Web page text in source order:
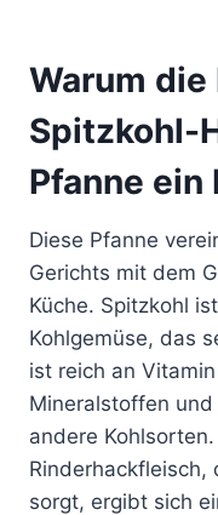
Warum
Spitzkohl-
Pfanne
Diese Pfanne
Gerichts mit dem
Küche. Spitzkohl
Kohlgemüse, das
ist reich an
Mineralstoffen
andere
Rinderhackfleisch,
sorgt, ergibt sich